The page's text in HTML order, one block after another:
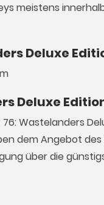
meistens
Deluxe
Deluxe
Wastelanders
dem Angebot des
über die